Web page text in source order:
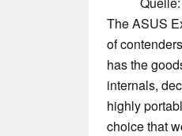
The ASUS
of
has the
internals,
highly
choice that